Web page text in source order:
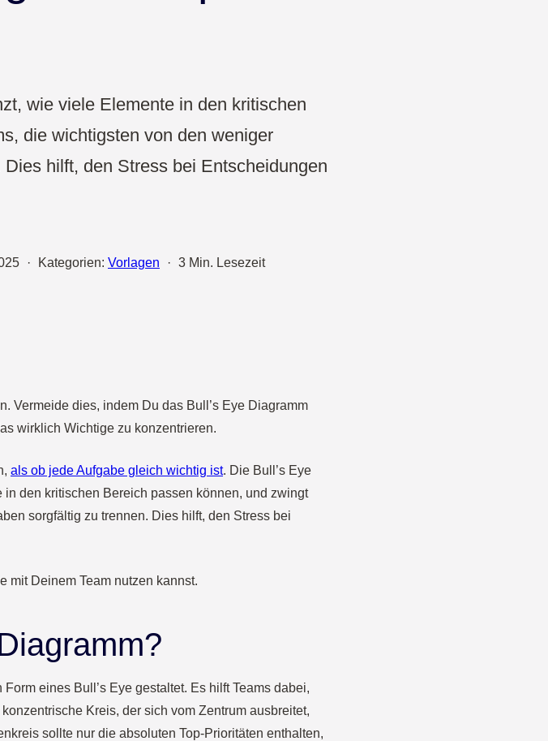
Projekte & Strategie
Wireframe
Design Thinking
wie viele Elemente in den kritischen
die wichtigsten von den weniger
hilft, den Stress bei Entscheidungen
· Kategorien: Vorlagen · 3 Min. Lesezeit
Vermeide dies, indem Du das Bull’s Eye Diagramm
wirklich Wichtige zu konzentrieren.
als ob jede Aufgabe gleich wichtig ist. Die Bull’s Eye
den kritischen Bereich passen können, und zwingt
sorgfältig zu trennen. Dies hilft, den Stress bei
mit Deinem Team nutzen kannst.
eines Bull’s Eye gestaltet. Es hilft Teams dabei,
Kreis, der sich vom Zentrum ausbreitet,
sollte nur die absoluten Top-Prioritäten enthalten,